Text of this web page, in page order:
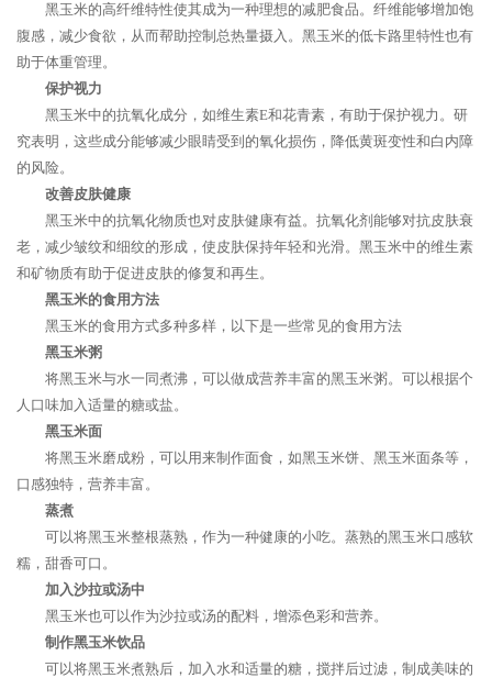
黑玉米的高纤维特性使其成为一种理想的减肥食品。纤维能够增加饱
腹感，减少食欲，从而帮助控制总热量摄入。黑玉米的低卡路里特性也有
助于体重管理。
保护视力
黑玉米中的抗氧化成分，如维生素E和花青素，有助于保护视力。研
究表明，这些成分能够减少眼睛受到的氧化损伤，降低黄斑变性和白内障
的风险。
改善皮肤健康
黑玉米中的抗氧化物质也对皮肤健康有益。抗氧化剂能够对抗皮肤衰
老，减少皱纹和细纹的形成，使皮肤保持年轻和光滑。黑玉米中的维生素
和矿物质有助于促进皮肤的修复和再生。
黑玉米的食用方法
黑玉米的食用方式多种多样，以下是一些常见的食用方法
黑玉米粥
将黑玉米与水一同煮沸，可以做成营养丰富的黑玉米粥。可以根据个
人口味加入适量的糖或盐。
黑玉米面
将黑玉米磨成粉，可以用来制作面食，如黑玉米饼、黑玉米面条等，
口感独特，营养丰富。
蒸煮
可以将黑玉米整根蒸熟，作为一种健康的小吃。蒸熟的黑玉米口感软
糯，甜香可口。
加入沙拉或汤中
黑玉米也可以作为沙拉或汤的配料，增添色彩和营养。
制作黑玉米饮品
可以将黑玉米煮熟后，加入水和适量的糖，搅拌后过滤，制成美味的